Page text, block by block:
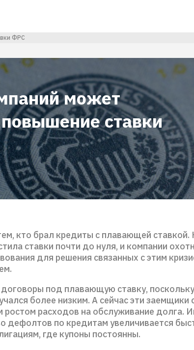
ФРС
может
ставки
кто брал кредиты с плавающей ставкой.
ставки почти до нуля, и компании
для решения связанных с этим
под плавающую ставку,
более низким. А сейчас эти заемщики
ростом расходов на обслуживание долга.
дефолтов по кредитам увеличивается
где купоны постоянны.